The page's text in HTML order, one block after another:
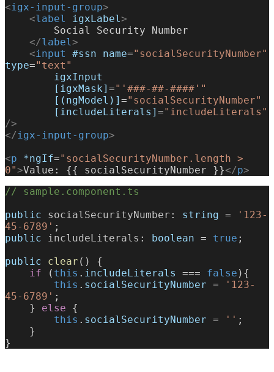
<igx-input-group>
    <
label igxLabel>
        Social Security Number
    </
label>
    <
input #ssn name="socialSecurityNumber"
type="text"
        igxInput
        [igxMask]
="'###-##-####'"
        [(ngModel)]
="socialSecurityNumber"
        [includeLiterals]
="includeLiterals"
/>
</igx-input-group>
<p *ngIf="socialSecurityNumber.length >
0">Value: {{ socialSecurityNumber }}</p>
// sample.component.ts
public socialSecurityNumber : string =
'123-
45-6789' ;
public includeLiterals : boolean = true ;
public clear () {
    if
( this . includeLiterals === false ){
        this
. socialSecurityNumber =
'123-
45-6789' ;
    }
else {
        this
. socialSecurityNumber = '' ;
    }
}